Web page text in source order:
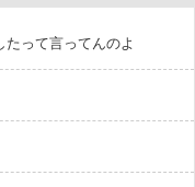
って言ってんのよ